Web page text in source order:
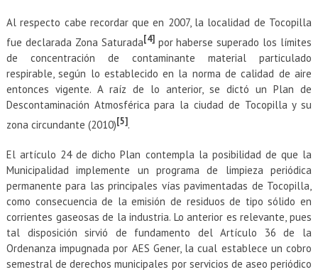
Al respecto cabe recordar que en 2007, la localidad de Tocopilla
fue declarada Zona Saturada[4]por haberse superado los límites
de concentración de contaminante material particulado
respirable, según lo establecido en la norma de calidad de aire
entonces vigente. A raíz de lo anterior, se dictó un Plan de
Descontaminación Atmosférica para la ciudad de Tocopilla y su
zona circundante (2010)[5].
El artículo 24 de dicho Plan contempla la posibilidad de que la
Municipalidad implemente un programa de limpieza periódica
permanente para las principales vías pavimentadas de Tocopilla,
como consecuencia de la emisión de residuos de tipo sólido en
corrientes gaseosas de la industria. Lo anterior es relevante, pues
tal disposición sirvió de fundamento del Artículo 36 de la
Ordenanza impugnada por AES Gener, la cual establece un cobro
semestral de derechos municipales por servicios de aseo periódico